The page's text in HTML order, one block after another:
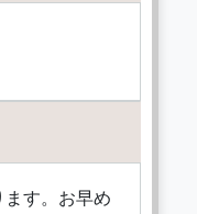
す。お早め